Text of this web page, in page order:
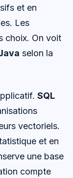
et en
Les
choix. On voit
selon la
SQL
vectoriels.
et en
une base
compte